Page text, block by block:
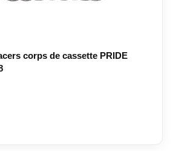
corps de cassette PRIDE